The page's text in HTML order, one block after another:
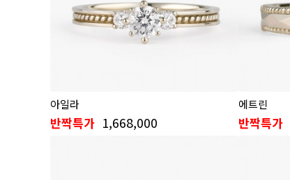
아일라
반짝특가 1,668,000
에트린
반짝특가